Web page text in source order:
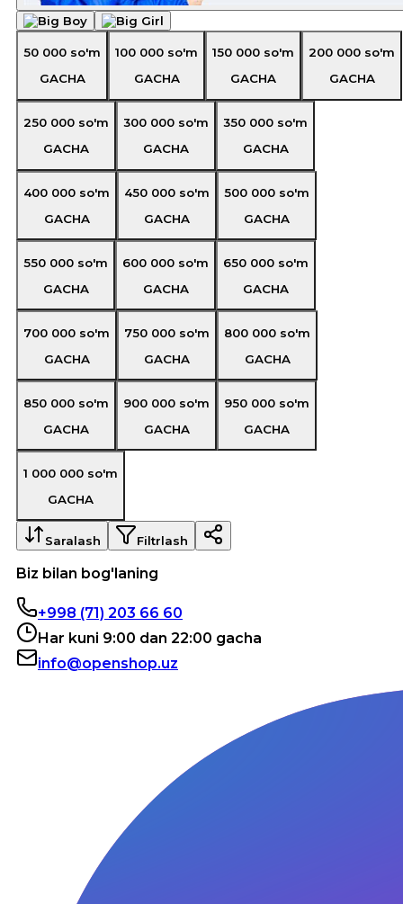
50 000 so'm
GACHA
100 000 so'm
GACHA
150 000 so'm
GACHA
200 000 so'm
GACHA
250 000 so'm
GACHA
300 000 so'm
GACHA
350 000 so'm
GACHA
400 000 so'm
GACHA
450 000 so'm
GACHA
500 000 so'm
GACHA
550 000 so'm
GACHA
600 000 so'm
GACHA
650 000 so'm
GACHA
700 000 so'm
GACHA
750 000 so'm
GACHA
800 000 so'm
GACHA
850 000 so'm
GACHA
900 000 so'm
GACHA
950 000 so'm
GACHA
1 000 000 so'm
GACHA
Saralash Filtrlash
Biz bilan bog'laning
+998 (71) 203 66 60
Har kuni 9:00 dan 22:00 gacha
info@openshop.uz